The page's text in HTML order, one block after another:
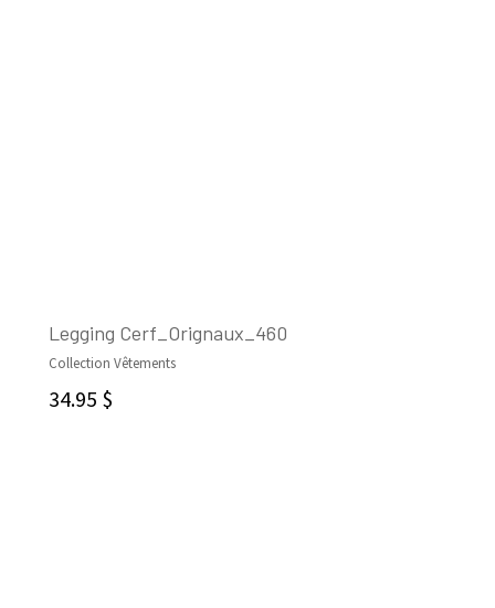
Legging Cerf_Orignaux_460
Collection Vêtements
34.95 $